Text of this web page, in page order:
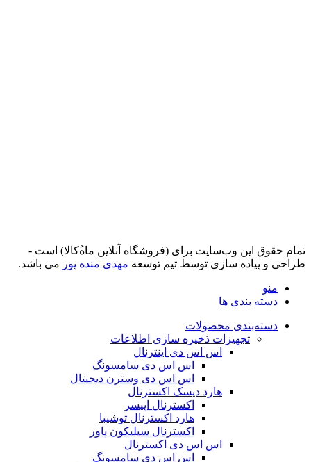
تمام حقوق اين وب‌سايت برای (فروشگاه آنلاین ماه‌‌‌‌‌‌ُکالا) است -
طراحی و پیاده سازی توسط تیم توسعه مهدی منده پور می باشد.
منو
دسته بندی ها
دسته‌بندی محصولات
تجهیزات ذخیره سازی اطلاعات
اس اس دی اینترنال
اس اس دی سامسونگ
اس اس دی وسترن دیجیتال
هارد دیسک اکسترنال
اکسترنال اپیسر
هارد اکسترنال توشیبا
اکسترنال سیلیکون پاور
اس اس دی اکسترنال
اس اس دی سامسونگ